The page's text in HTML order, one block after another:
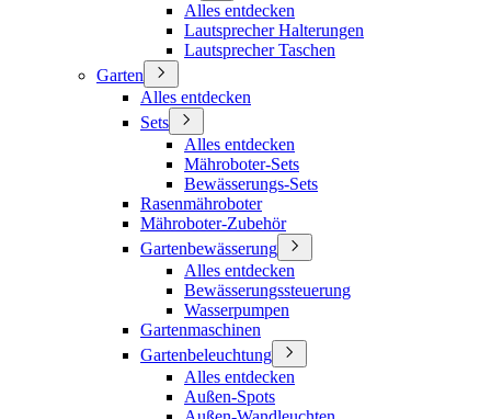
Alles entdecken
Lautsprecher Halterungen
Lautsprecher Taschen
Garten
Alles entdecken
Sets
Alles entdecken
Mähroboter-Sets
Bewässerungs-Sets
Rasenmähroboter
Mähroboter-Zubehör
Gartenbewässerung
Alles entdecken
Bewässerungssteuerung
Wasserpumpen
Gartenmaschinen
Gartenbeleuchtung
Alles entdecken
Außen-Spots